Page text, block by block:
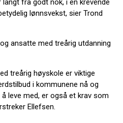
fra godt nok, i en krevende
lønnsvekst, sier Trond
ansatte med treårig utdanning
treårig høyskole er viktige
i kommunene nå og
leve med, er også et krav som
Ellefsen.